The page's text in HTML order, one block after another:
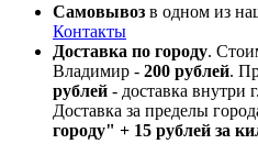
Самовывоз в одном из
Контакты
Доставка по городу.
Владимир - 200 рублей.
рублей - доставка внутри
Доставка за пределы
городу" + 15 рублей за